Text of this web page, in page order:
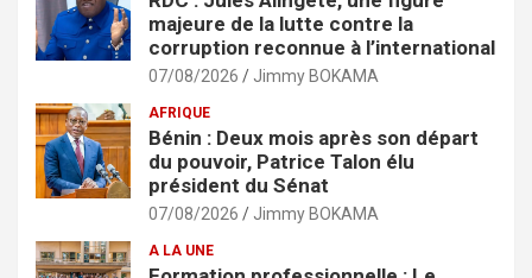
majeure de la lutte contre la
corruption reconnue à l’international
07/08/2026 Jimmy BOKAMA
AFRIQUE
Bénin : Deux mois après son départ
du pouvoir, Patrice Talon élu
président du Sénat
07/08/2026 Jimmy BOKAMA
A LA UNE